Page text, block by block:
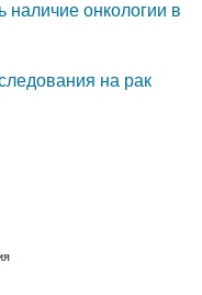
наличие онкологии в
на рак